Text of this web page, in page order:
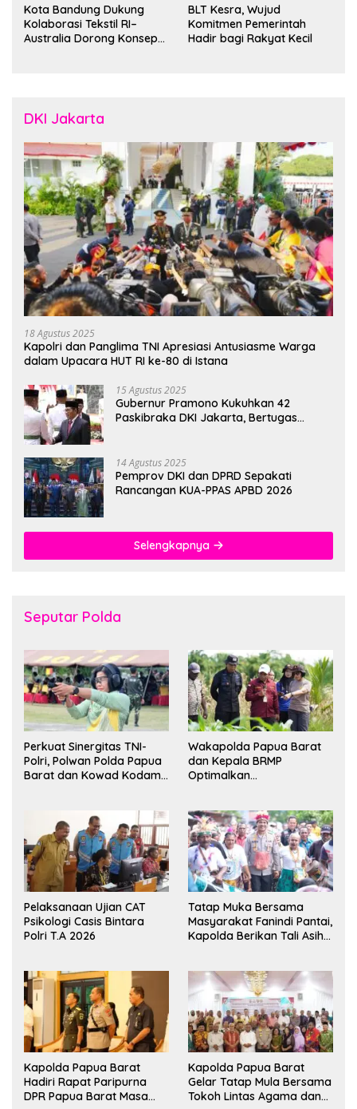
Kota Bandung Dukung
Kolaborasi Tekstil RI–
Australia Dorong Konsep
BLT Kesra, Wujud
Komitmen Pemerintah
Hadir bagi Rakyat Kecil
DKI Jakarta
18 Agustus 2025
Kapolri dan Panglima TNI Apresiasi Antusiasme Warga
dalam Upacara HUT RI ke-80 di Istana
15 Agustus 2025
Gubernur Pramono Kukuhkan 42
Paskibraka DKI Jakarta, Bertugas
14 Agustus 2025
Pemprov DKI dan DPRD Sepakati
Rancangan KUA-PPAS APBD 2026
Selengkapnya
Seputar Polda
Perkuat Sinergitas TNI-
Polri, Polwan Polda Papua
Barat dan Kowad Kodam
Persahabatan
Wakapolda Papua Barat
dan Kepala BRMP
Optimalkan
Pangan Papua Barat
Pelaksanaan Ujian CAT
Psikologi Casis Bintara
Polri T.A 2026
Tatap Muka Bersama
Masyarakat Fanindi Pantai,
Kapolda Berikan Tali Asih
Kapolda Papua Barat
Hadiri Rapat Paripurna
DPR Papua Barat Masa
Kapolda Papua Barat
Gelar Tatap Mula Bersama
Tokoh Lintas Agama dan